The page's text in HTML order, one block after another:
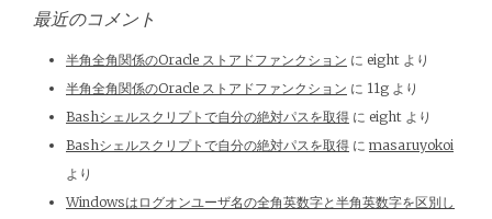
最近のコメント
半角全角関係のOracle ストアドファンクション に eight より
半角全角関係のOracle ストアドファンクション に 11g より
Bashシェルスクリプトで自分の絶対パスを取得 に eight より
Bashシェルスクリプトで自分の絶対パスを取得 に masaruyokoi
より
Windowsはログオンユーザ名の全角英数字と半角英数字を区別し